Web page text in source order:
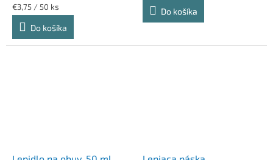
Jednotková
cena:
€3,75 / 50 ks
Do košíka
Do košíka